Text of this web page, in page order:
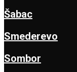
Šabac
Smederevo
Sombor